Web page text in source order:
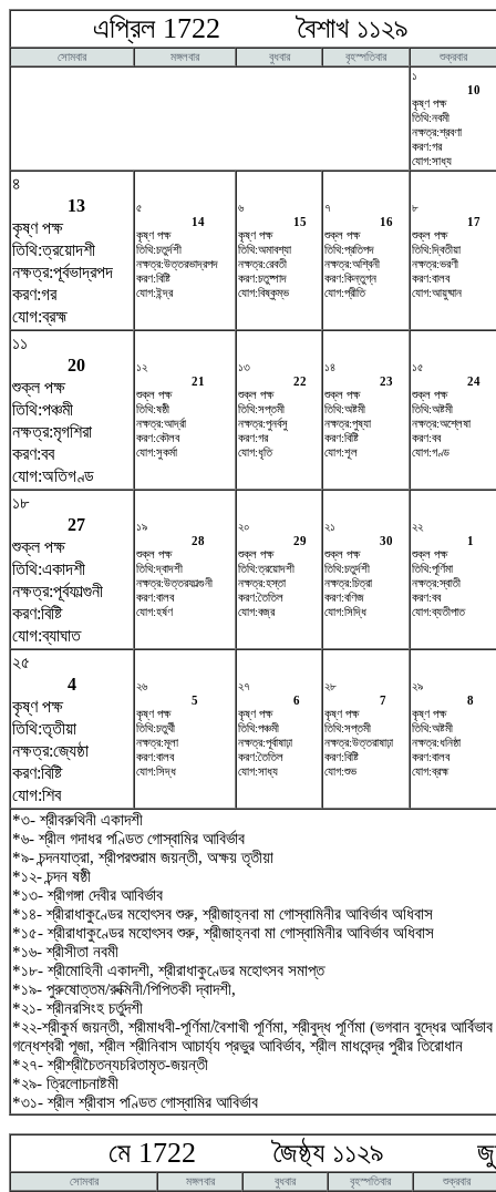
এপ্রিল 1722 বৈশাখ ১১২৯
সোমবার মঙ্গলবার বুধবার বৃহস্পতিবার
শুক্রবার
১
10
কৃষ্ণ পক্ষ
তিথি:নবমী
নক্ষত্র:শ্রবণা
করণ:গর
যোগ:সাধ্য
৪
13
কৃষ্ণ পক্ষ
তিথি:ত্রয়োদশী
নক্ষত্র:পূর্বভাদ্রপদ
করণ:গর
যোগ:ব্রহ্ম
৫
14
কৃষ্ণ পক্ষ
তিথি:চতুর্দশী
নক্ষত্র:উত্তরভাদ্রপদ
করণ:বিষ্টি
যোগ:ইন্দ্র
৬
15
কৃষ্ণ পক্ষ
তিথি:অমাবশ্যা
নক্ষত্র:রেবতী
করণ:চতুষ্পাদ
যোগ:বিষ্কুম্ভ
৭
16
শুক্ল পক্ষ
তিথি:প্রতিপদ
নক্ষত্র:অশ্বিনী
করণ:কিন্তুগ্ন
যোগ:প্রীতি
৮
17
শুক্ল পক্ষ
তিথি:দ্বিতীয়া
নক্ষত্র:ভরণী
করণ:বালব
যোগ:আয়ুষ্মান
১১
20
শুক্ল পক্ষ
তিথি:পঞ্চমী
নক্ষত্র:মৃগশিরা
করণ:বব
যোগ:অতিগণ্ড
১২
21
শুক্ল পক্ষ
তিথি:ষষ্ঠী
নক্ষত্র:আর্দ্রা
করণ:কৌলব
যোগ:সুকর্মা
১৩
22
শুক্ল পক্ষ
তিথি:সপ্তমী
নক্ষত্র:পুনর্বসু
করণ:গর
যোগ:ধৃতি
১৪
23
শুক্ল পক্ষ
তিথি:অষ্টমী
নক্ষত্র:পুষ্যা
করণ:বিষ্টি
যোগ:শূল
১৫
24
শুক্ল পক্ষ
তিথি:অষ্টমী
নক্ষত্র:অশ্লেষা
করণ:বব
যোগ:গণ্ড
১৮
27
শুক্ল পক্ষ
তিথি:একাদশী
নক্ষত্র:পূর্বফাল্গুনী
করণ:বিষ্টি
যোগ:ব্যাঘাত
১৯
28
শুক্ল পক্ষ
তিথি:দ্বাদশী
নক্ষত্র:উত্তরফাল্গুনী
করণ:বালব
যোগ:হর্ষণ
২০
29
শুক্ল পক্ষ
তিথি:ত্রয়োদশী
নক্ষত্র:হস্তা
করণ:তৈতিল
যোগ:বজ্র
২১
30
শুক্ল পক্ষ
তিথি:চতুর্দশী
নক্ষত্র:চিত্রা
করণ:বণিজ
যোগ:সিদ্ধি
২২
1
শুক্ল পক্ষ
তিথি:পূর্ণিমা
নক্ষত্র:স্বাতী
করণ:বব
যোগ:ব্যতীপাত
২৫
4
কৃষ্ণ পক্ষ
তিথি:তৃতীয়া
নক্ষত্র:জ্যেষ্ঠা
করণ:বিষ্টি
যোগ:শিব
২৬
5
কৃষ্ণ পক্ষ
তিথি:চতুর্থী
নক্ষত্র:মূলা
করণ:বালব
যোগ:সিদ্ধ
২৭
6
কৃষ্ণ পক্ষ
তিথি:পঞ্চমী
নক্ষত্র:পূর্বাষাঢ়া
করণ:তৈতিল
যোগ:সাধ্য
২৮
7
কৃষ্ণ পক্ষ
তিথি:সপ্তমী
নক্ষত্র:উত্তরাষাঢ়া
করণ:বিষ্টি
যোগ:শুভ
২৯
8
কৃষ্ণ পক্ষ
তিথি:অষ্টমী
নক্ষত্র:ধনিষ্ঠা
করণ:বালব
যোগ:ব্রহ্ম
*৩- শ্রীবরুথিনী একাদশী
*৬- শ্রীল গদাধর পণ্ডিত গোস্বামির আবির্ভাব
*৯- চন্দনযাত্রা, শ্রীপরশুরাম জয়ন্তী, অক্ষয় তৃতীয়া
*১২- চন্দন ষষ্ঠী
*১৩- শ্রীগঙ্গা দেবীর আবির্ভাব
*১৪- শ্রীরাধাকুণ্ডের মহোৎসব শুরু, শ্রীজাহ্নবা মা গোস্বামিনীর আবির্ভাব অধিবাস
*১৫- শ্রীরাধাকুণ্ডের মহোৎসব শুরু, শ্রীজাহ্নবা মা গোস্বামিনীর আবির্ভাব অধিবাস
*১৬- শ্রীসীতা নবমী
*১৮- শ্রীমোহিনী একাদশী, শ্রীরাধাকুণ্ডের মহোৎসব সমাপ্ত
*১৯- পুরুষোত্তম/রুক্মিনী/পিপিতকী দ্বাদশী,
*২১- শ্রীনরসিংহ চর্তুদশী
*২২-শ্রীকুর্ম জয়ন্তী, শ্রীমাধবী-পূর্ণিমা/বৈশাখী পূর্ণিমা, শ্রীবুদ্ধ পূর্ণিমা (ভগবান বুদ্ধের
গন্ধেশ্বরী পূজা, শ্রীল শ্রীনিবাস আচার্য্য প্রভুর আবির্ভাব, শ্রীল মাধবেন্দ্র পুরীর তিরোধান
*২৭- শ্রীশ্রীচৈতন্যচরিতামৃত-জয়ন্তী
*২৯- ত্রিলোচনাষ্টমী
*৩১- শ্রীল শ্রীবাস পণ্ডিত গোস্বামির আবির্ভাব
মে 1722 জৈষ্ঠ্য ১১২৯ জুন
সোমবার মঙ্গলবার বুধবার বৃহস্পতিবার শুক্রবার